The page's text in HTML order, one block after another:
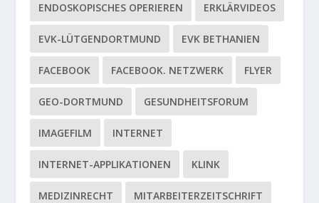
ENDOSKOPISCHES OPERIEREN ERKLÄRVIDEOS
EVK-LÜTGENDORTMUND EVK BETHANIEN
FACEBOOK FACEBOOK. NETZWERK FLYER
GEO-DORTMUND GESUNDHEITSFORUM
IMAGEFILM INTERNET
INTERNET-APPLIKATIONEN KLINK
MEDIZINRECHT MITARBEITERZEITSCHRIFT